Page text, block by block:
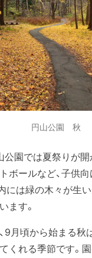
円山公園 秋
公園では夏祭りが
ボールなど、子供
には緑の木々が生
ます。
9月頃から始まる秋
くれる季節です。